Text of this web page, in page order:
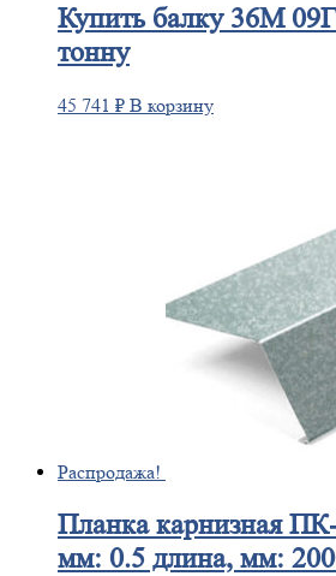
Купитьбалку 36М
тонну
45 741 ₽ В корзину
Распродажа!
Планкакарнизная
мм: 0.5 длина, мм: